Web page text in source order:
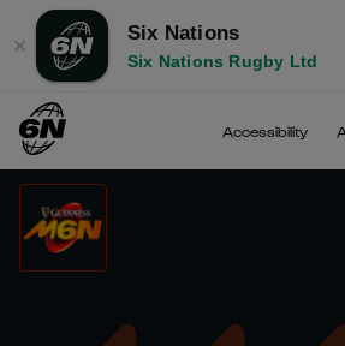
✕
Six Nations
Six Nations Rugby Ltd
Accessibility